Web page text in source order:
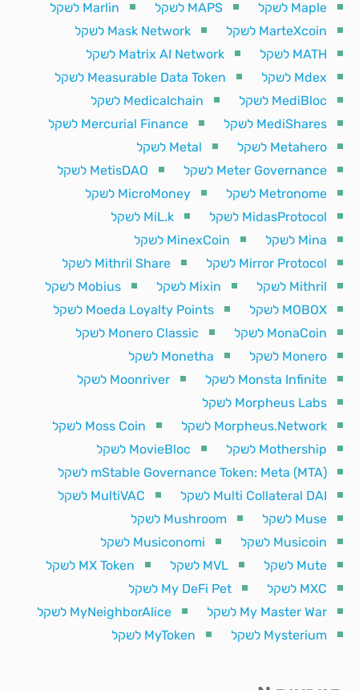
Maple לשקל MAPS לשקל
Marlin לשקל
MarteXcoin לשקל
Mask Network לשקל
MATH לשקל
Matrix AI Network לשקל
Mdex לשקל
Measurable Data Token לשקל
MediBloc לשקל
Medicalchain לשקל
MediShares לשקל
Mercurial Finance לשקל
Metahero לשקל
Metal לשקל
Meter Governance לשקל
MetisDAO לשקל
Metronome לשקל
MicroMoney לשקל
MidasProtocol לשקל
MiL.k לשקל
Mina לשקל
MinexCoin לשקל
Mirror Protocol לשקל
Mithril Share לשקל
Mithril לשקל
Mixin לשקל
Mobius לשקל
MOBOX לשקל
Moeda Loyalty Points לשקל
MonaCoin לשקל
Monero Classic לשקל
Monero לשקל
Monetha לשקל
Monsta Infinite לשקל
Moonriver לשקל
Morpheus Labs לשקל
Morpheus.Network לשקל
Moss Coin לשקל
Mothership לשקל
MovieBloc לשקל
mStable Governance Token: Meta (MTA) לשקל
Multi Collateral DAI לשקל
MultiVAC לשקל
Muse לשקל
Mushroom לשקל
Musicoin לשקל
Musiconomi לשקל
Mute לשקל
MVL לשקל
MX Token לשקל
MXC לשקל
My DeFi Pet לשקל
My Master War לשקל
MyNeighborAlice לשקל
Mysterium לשקל
MyToken לשקל